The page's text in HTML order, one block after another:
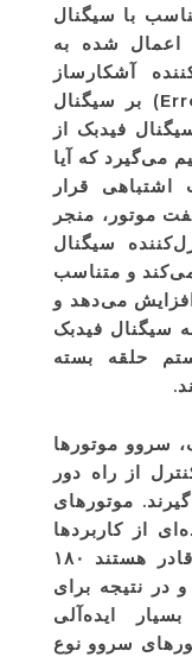
با سیگنال
اعمال شده به
آشکارساز
خطا (Error Detection Amplifier) بر سیگنال
فیدبک از
می‌گیرد که آیا
قرار
موتور، منجر
سیگنال
و متناسب
می‌دهد و
سیگنال فیدبک
حلقه بسته
سروو موتورها
از راه دور
موتورهای
از کاربردها
مورد استفاده قرار می‌گیرند که قادر هستند ۱۸۰
نتیجه برای
ایده‌آلی
سروو نوع